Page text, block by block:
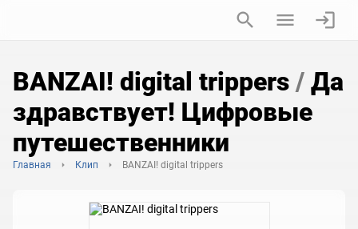
BANZAI! digital trippers / Да
здравствует! Цифровые
путешественники
Главная Клип BANZAI! digital trippers